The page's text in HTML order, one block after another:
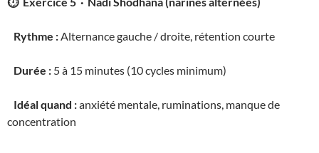
Rythme :Alternance gauche / droite, rétention courte
Durée : 5 à 15 minutes (10 cycles minimum)
Idéal quand :anxiété mentale, ruminations, manque de
concentration